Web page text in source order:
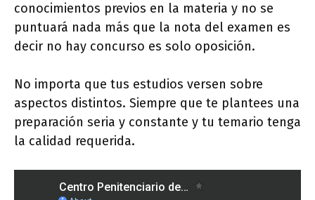
conocimientos previos en la materia y no se
puntuará nada más que la nota del examen es
decir no hay concurso es solo oposición.
No importa que tus estudios versen sobre
aspectos distintos. Siempre que te plantees una
preparación seria y constante y tu temario tenga
la calidad requerida.